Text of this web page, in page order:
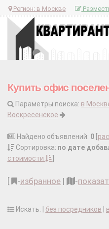
Регион: в Москве
Купить офис
Параметры поиска: в
Воскресенское
Найдено объявлений: 0
Сортировка: по дате
стоимости
-избранное | -
Искать: | без посредников